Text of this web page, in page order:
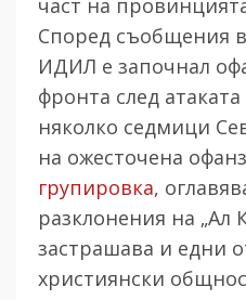
част на
Според съобщения
ИДИЛ е започнал
фронта след
няколко седмици
на ожесточена
групировка,
разклонения на „Ал
застрашава и едни
християнски